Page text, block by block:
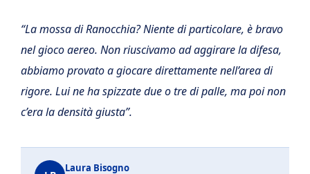
“La mossa di Ranocchia? Niente di particolare, è bravo
nel gioco aereo. Non riuscivamo ad aggirare la difesa,
abbiamo provato a giocare direttamente nell’area di
rigore. Lui ne ha spizzate due o tre di palle, ma poi non
c’era la densità giusta”.
Laura Bisogno